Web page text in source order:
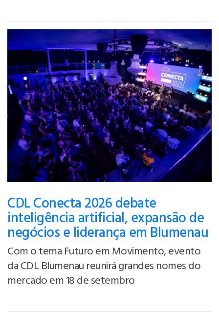
CDL Conecta 2026 debate
inteligência artificial, expansão de
negócios e liderança em Blumenau
Com o tema Futuro em Movimento, evento
da CDL Blumenau reunirá grandes nomes do
mercado em 18 de setembro